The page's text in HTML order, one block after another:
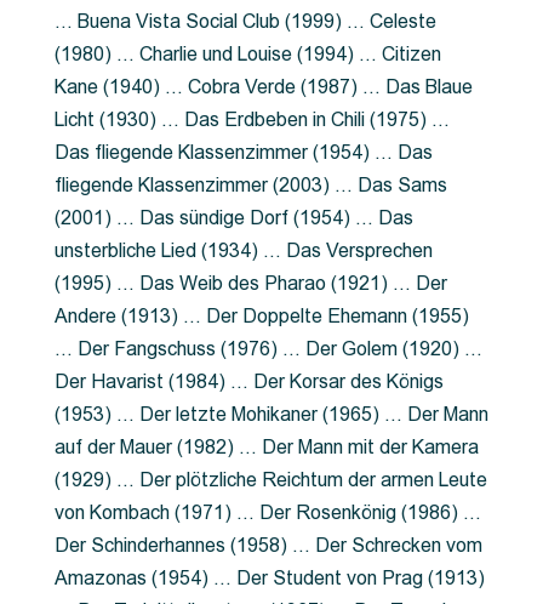
… Buena Vista Social Club (1999) … Celeste
(1980) … Charlie und Louise (1994) … Citizen
Kane (1940) … Cobra Verde (1987) … Das Blaue
Licht (1930) … Das Erdbeben in Chili (1975) …
Das fliegende Klassenzimmer (1954) … Das
fliegende Klassenzimmer (2003) … Das Sams
(2001) … Das sündige Dorf (1954) … Das
unsterbliche Lied (1934) … Das Versprechen
(1995) … Das Weib des Pharao (1921) … Der
Andere (1913) … Der Doppelte Ehemann (1955)
… Der Fangschuss (1976) … Der Golem (1920) …
Der Havarist (1984) … Der Korsar des Königs
(1953) … Der letzte Mohikaner (1965) … Der Mann
auf der Mauer (1982) … Der Mann mit der Kamera
(1929) … Der plötzliche Reichtum der armen Leute
von Kombach (1971) … Der Rosenkönig (1986) …
Der Schinderhannes (1958) … Der Schrecken vom
Amazonas (1954) … Der Student von Prag (1913)